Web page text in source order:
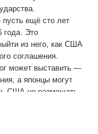
ещё сто лет
года. Это
из него, как США
соглашения.
может выставить —
а японцы могут
США не размещать
существующие не
они могут